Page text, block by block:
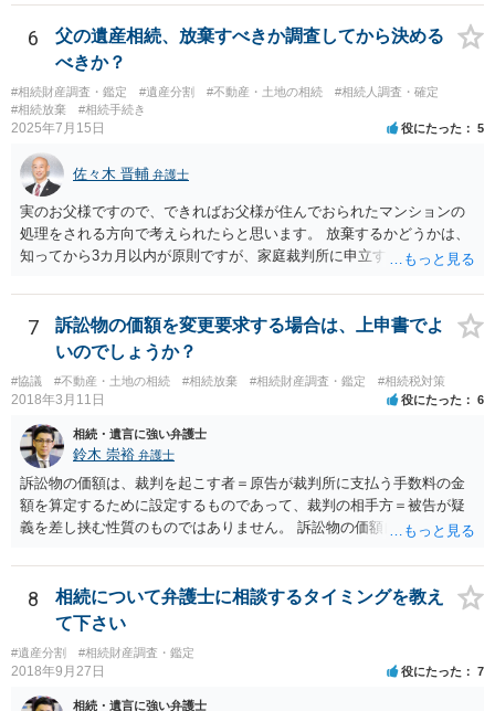
預金の入出金履歴を調べたわけではありません。 残念ながら、事案
や目的も異なりますし、開示の内容も異なります。
6
父の遺産相続、放棄すべきか調査してから決める
べきか？
#相続財産調査・鑑定 #遺産分割 #不動産・土地の相続
#相続人調査・確定
#相続放棄
#相続手続き
2025年7月15日 役にたった 5
佐々木 晋輔 弁護士
実のお父様ですので、できればお父様が住んでおられたマンションの
処理をされる方向で考えられたらと思います。 放棄するかどうかは、
知ってから3カ月以内が原則ですが、家庭裁判所に申立すれば3カ月の
放棄するかどうか決めることができます。 銀行やサラ金が数年も放置
することはありませんので、数年後に借金が発見される可能性はほぼ
ありません。 なお、私が扱った相続放棄を検討していた案件で、期間
伸長して調査したところ、サラ金に対する過払金など相当な財産が見
つかったため相続したという事例がありました。
7
訴訟物の価額を変更要求する場合は、上申書でよ
いのでしょうか？
#協議 #不動産・土地の相続 #相続放棄 #相続財産調査・鑑定 #相続税対策
2018年3月11日 役にたった 6
相続・遺言に強い弁護士
鈴木 崇裕 弁護士
訴訟物の価額は、裁判を起こす者＝原告が裁判所に支払う手数料の金
額を算定するために設定するものであって、裁判の相手方＝被告が疑
義を差し挟む性質のものではありません。 訴訟物の価額自体が裁判の
したとしても、変更されることはありません。
8
相続について弁護士に相談するタイミングを教え
て下さい
#遺産分割 #相続財産調査・鑑定
2018年9月27日 役にたった 7
相続・遺言に強い弁護士